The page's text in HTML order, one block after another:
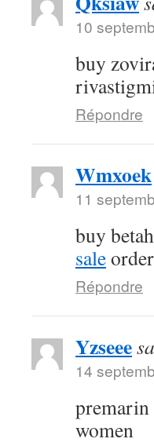
10
buy
Répondre
Wmxoek
11
buy
sale
Répondre
Yzseee
14
premarin
women